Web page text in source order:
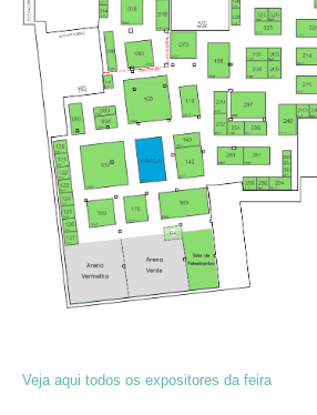
Veja aqui todos os expositores da feira